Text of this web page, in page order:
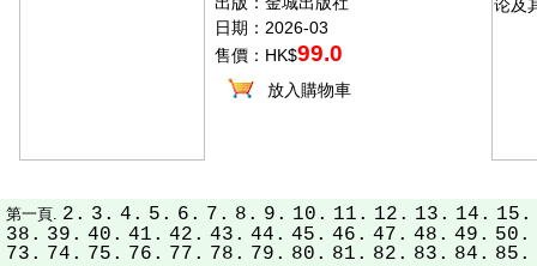
日期：2026-03
售價：HK$99.0
放入購物車
第一頁. 2. 3. 4. 5. 6. 7. 8. 9. 10. 11. 12. 13. 14. 15.
38. 39. 40. 41. 42. 43. 44. 45. 46. 47. 48. 49. 50.
73. 74. 75. 76. 77. 78. 79. 80. 81. 82. 83. 84. 85.